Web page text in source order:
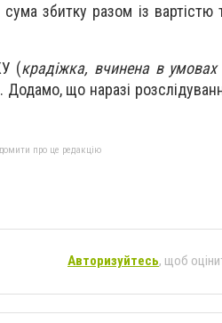
збитку разом із вартістю
(крадіжка, вчинена в умовах
що наразі
про це редакцію
Авторизуйтесь, щоб